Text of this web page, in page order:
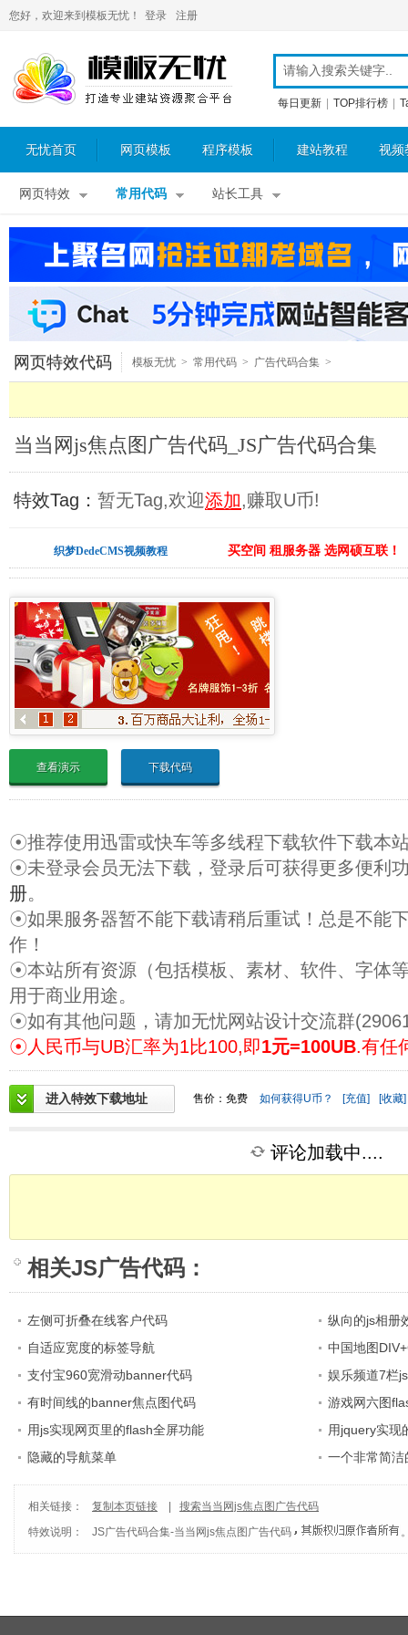
您好，欢迎来到模板无忧！ 登录 注册
每日更新 TOP排行榜
无忧首页 网页模板 程序模板 建站教程 视频
网页特效 常用代码 站长工具
网页特效代码 模板无忧 > 常用代码 > 广告代码合集 >
当当网js焦点图广告代码_JS广告代码合集
特效Tag： 暂无Tag,欢迎添加,赚取U币!
织梦DedeCMS视频教程 买空间 租服务器 选网硕互联！
查看演示 下载代码
☉推荐使用迅雷或快车等多线程下载软件下载本
☉未登录会员无法下载，登录后可获得更多便利
册。
☉如果服务器暂不能下载请稍后重试！总是不能
作！
☉本站所有资源（包括模板、素材、软件、字体
用于商业用途。
☉如有其他问题，请加无忧网站设计交流群
☉人民币与UB汇率为1比100,即1元=100UB.有任
进入特效下载地址 售价：免费 如何获得U币？ [充值] [收藏]
评论加载中....
相关JS广告代码 ：
左侧可折叠在线客户代码
纵向的js相册
自适应宽度的标签导航
中国地图
支付宝960宽滑动banner代码
娱乐频道7栏
有时间线的banner焦点图代码
游戏网六图
用js实现网页里的flash全屏功能
用jquery实现
隐藏的导航菜单
一个非常简
相关链接： 复制本页链接
搜索当当网js焦点图广告代码
特效说明：
JS广告代码合集-当当网js焦点图广告代码